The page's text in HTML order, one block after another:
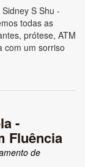
S Shu -
todas as
prótese, ATM
com um sorriso
-
Fluência
de